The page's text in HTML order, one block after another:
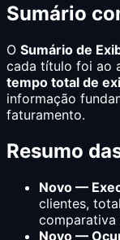
Sumário
O Sumário de
cada título foi ao
tempo total de
informação
faturamento.
Resumo
Novo —
clientes,
comparativa
Novo —